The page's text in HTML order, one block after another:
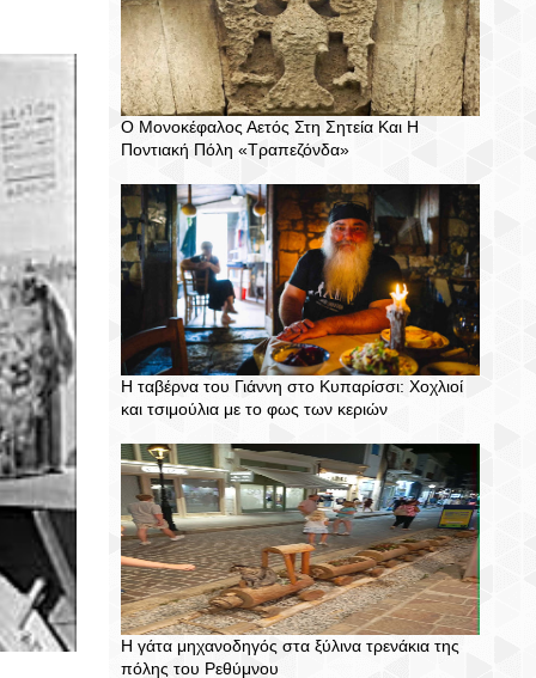
Ο Μονοκέφαλος Αετός Στη Σητεία Και Η
Ποντιακή Πόλη «Τραπεζόνδα»
Η ταβέρνα του Γιάννη στο Κυπαρίσσι: Χοχλιοί
και τσιμούλια με το φως των κεριών
Η γάτα μηχανοδηγός στα ξύλινα τρενάκια της
πόλης του Ρεθύμνου